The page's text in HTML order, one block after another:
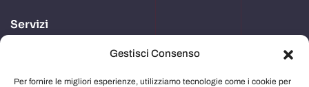
Gestisci Consenso
Per fornire le migliori esperienze, utilizziamo tecnologie come i cookie per
Servizi
Realizzazione packaging
Progettazione e studio grafico